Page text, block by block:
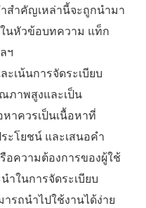
สำคัญเหล่านี้จะถูกนำมา
นหัวข้อบทความ แท็ก
ฯ
เน้นการจัดระเบียบ
ภาพสูงและเป็น
าควรเป็นเนื้อหาที่
ะโยชน์ และเสนอคำ
ความต้องการของผู้ใช้
ในการจัดระเบียบ
รถนำไปใช้งานได้ง่าย